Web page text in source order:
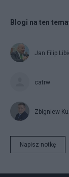
Blogi na ten
Jan Filip
catrw
Zbigniew
Napisz notkę